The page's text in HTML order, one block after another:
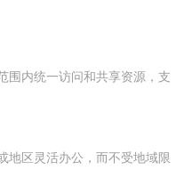
围内统一访问和共享资源，支
地区灵活办公，而不受地域限